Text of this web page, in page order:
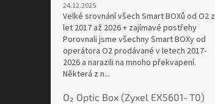
24.12.2025
Velké srovnání všech Smart BOXů od O2 z
let 2017 až 2026 + zajímavé postřehy
Porovnali jsme všechny Smart BOXy od
operátora O2 prodávané v letech 2017-
2026 a narazili na mnoho překvapení.
Některá z n...
O₂ Optic Box (Zyxel EX5601‑T0)